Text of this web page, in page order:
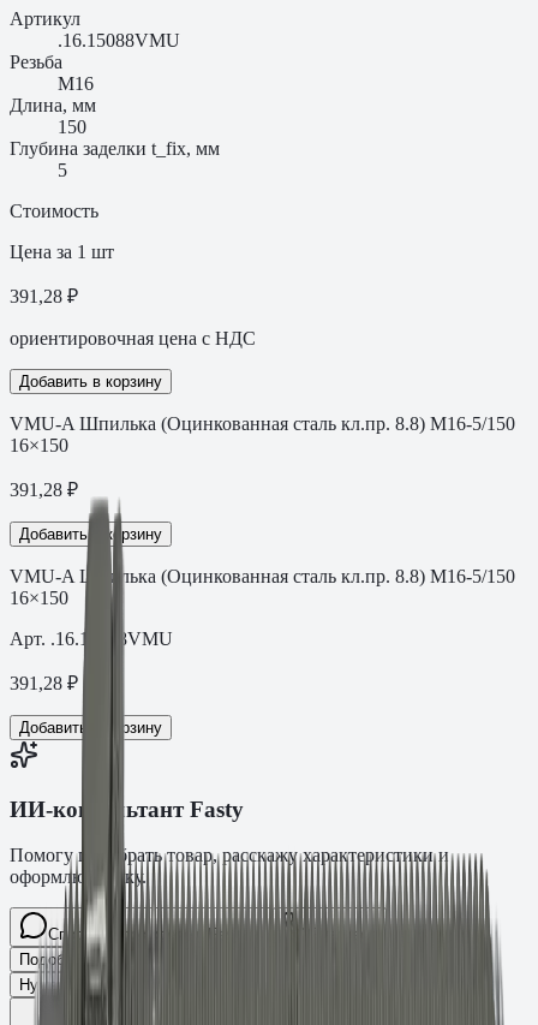
Артикул
.16.15088VMU
Резьба
M16
Длина, мм
150
Глубина заделки t_fix, мм
5
Стоимость
Цена за 1 шт
391,28 ₽
ориентировочная цена с НДС
Добавить в корзину
VMU-A Шпилька (Оцинкованная сталь кл.пр. 8.8) M16-5/150
16×150
391,28 ₽
Добавить в корзину
VMU-A Шпилька (Оцинкованная сталь кл.пр. 8.8) M16-5/150
16×150
Арт. .16.15088VMU
391,28 ₽
Добавить в корзину
ИИ-консультант Fasty
Помогу подобрать товар, расскажу характеристики и
оформлю заявку.
Спросите про крепёж Fasty…
Разговор
Подобрать размер
Нужен ТС/ТО